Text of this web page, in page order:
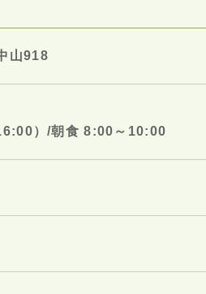
山918
）/朝食 8:00～10:00